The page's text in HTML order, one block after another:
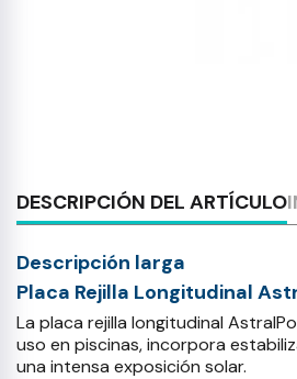
DESCRIPCIÓN DEL ARTÍCULO
Descripción larga
Placa Rejilla Longitudinal
La placa rejilla longitudinal
uso en piscinas, incorpora
una intensa exposición solar.